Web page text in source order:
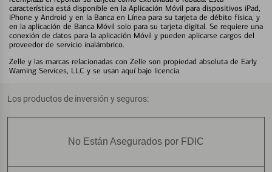
característica está disponible en la Aplicación Móvil para dispositivos iPad,
iPhone y Android y en la Banca en Línea para su tarjeta de débito física, y
en la aplicación de Banca Móvil solo para su tarjeta digital. Se requiere una
conexión de datos para la aplicación Móvil y pueden aplicarse cargos del
proveedor de servicio inalámbrico.
Zelle y las marcas relacionadas con Zelle son propiedad absoluta de Early
Warning Services, LLC y se usan aquí bajo licencia.
Los productos de inversión y seguros:
No Están Asegurados por FDIC